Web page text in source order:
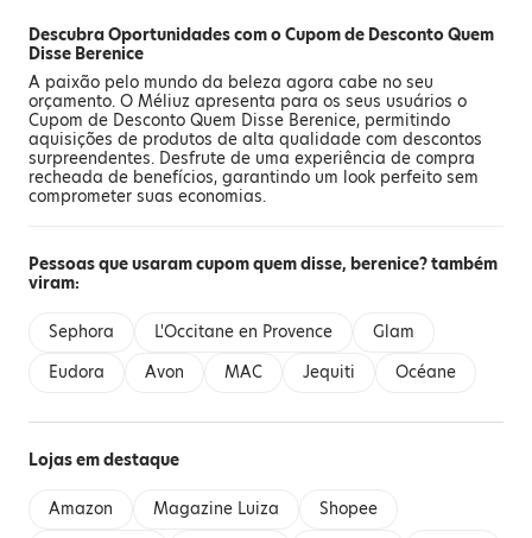
Descubra Oportunidades com o Cupom de Desconto Quem
Disse Berenice
A paixão pelo mundo da beleza agora cabe no seu
orçamento. O Méliuz apresenta para os seus usuários o
Cupom de Desconto Quem Disse Berenice, permitindo
aquisições de produtos de alta qualidade com descontos
surpreendentes. Desfrute de uma experiência de compra
recheada de benefícios, garantindo um look perfeito sem
comprometer suas economias.
Pessoas que usaram cupom quem disse, berenice? também
viram:
Sephora L'Occitane en Provence
Glam
Eudora
Avon MAC Jequiti Océane
Lojas em destaque
Amazon Magazine Luiza
Shopee